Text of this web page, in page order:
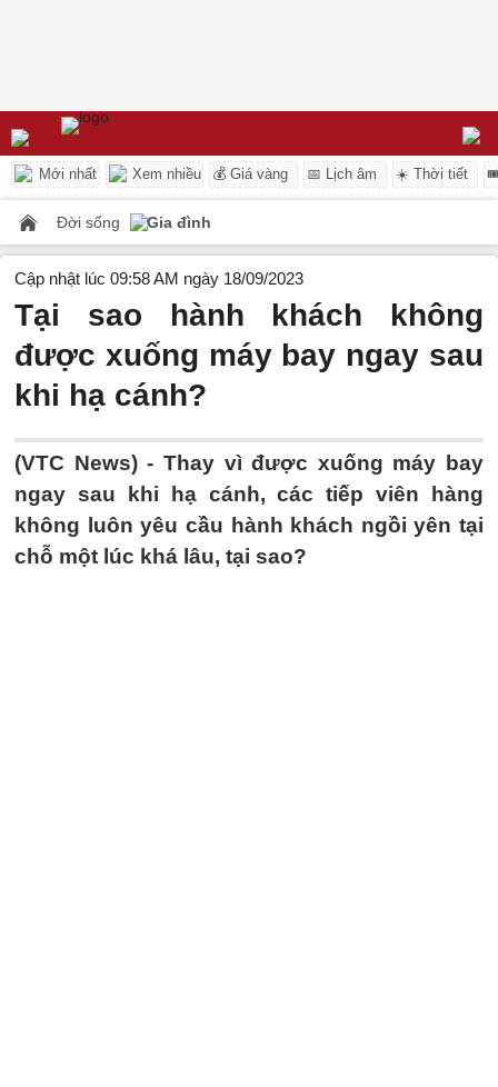
Mới nhất Xem nhiều 💰 Giá vàng 📅 Lịch âm ☀️ Thời tiết
Đời sống Gia đình
Cập nhật lúc 09:58 AM ngày 18/09/2023
Tại sao hành khách không
được xuống máy bay ngay sau
khi hạ cánh?
(VTC News) - Thay vì được xuống máy bay
ngay sau khi hạ cánh, các tiếp viên hàng
không luôn yêu cầu hành khách ngồi yên tại
chỗ một lúc khá lâu, tại sao?